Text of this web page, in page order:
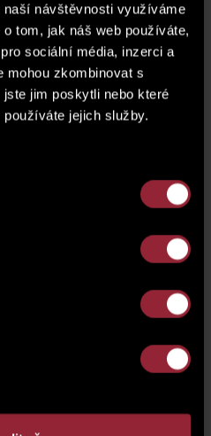
návštěvnosti využíváme
tom, jak náš web používáte,
sociální média, inzerci a
mohou zkombinovat s
jim poskytli nebo které
jejich služby.
srdce domova. S
myšlenka, v jejímž
luxusní italský nábytek
na klíč.
je ze sortimentu
ITALIER
interiéru posledního volného
klienty je možné uplatnit po